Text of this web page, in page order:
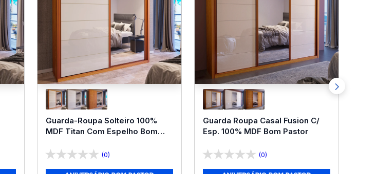
Guarda-Roupa Solteiro 100%
MDF Titan Com Espelho Bom
(0)
Guarda Roupa Casal Fusion C/
Esp. 100% MDF Bom Pastor
(0)